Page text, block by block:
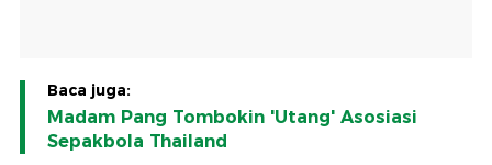
Baca juga:
Madam Pang Tombokin 'Utang' Asosiasi
Sepakbola Thailand